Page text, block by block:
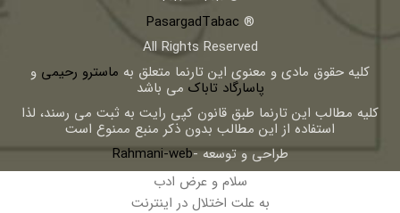
®
PasargadTabac
All Rights Reserved
كليه حقوق مادی و معنوی اين تارنما متعلق به ماسترو رحیمی و
پاسارگاد تاباک می باشد
کلیه مطالب این تارنما طبق قانون کپی رایت به ثبت می رسند، لذا
استفاده از این مطالب بدون ذکر منبع ممنوع است
طراحی و توسعه -Rahmani-web
سلام و عرض ادب
به علت اختلال در اینترنت